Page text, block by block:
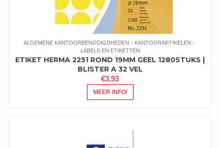
ALGEMENE KANTOORBENODIGDHEDEN
KANTOORARTIKELEN
LABELS EN ETIKETTEN
ETIKET HERMA 2251 ROND 19MM GEEL 1280STUKS |
BLISTER A 32 VEL
€3,93
MEER INFO!